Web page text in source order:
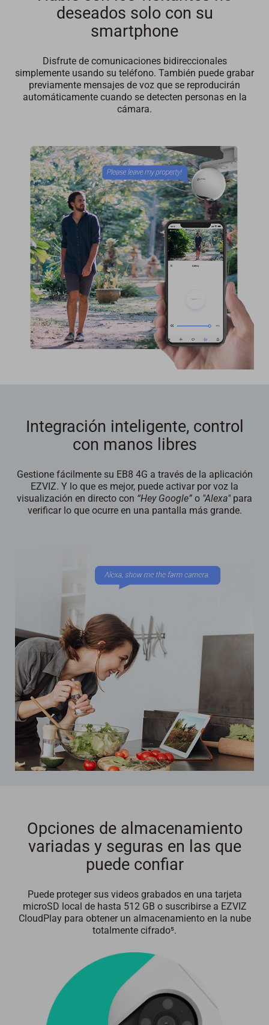
deseados solo con su
smartphone
Disfrute de comunicaciones bidireccionales
simplemente usando su teléfono. También puede grabar
previamente mensajes de voz que se reproducirán
automáticamente cuando se detecten personas en la
cámara.
Integración inteligente, control
con manos libres
Gestione fácilmente su EB8 4G a través de la aplicación
EZVIZ. Y lo que es mejor, puede activar por voz la
visualización en directo con “Hey Google” o "Alexa"para
verificar lo que ocurre en una pantalla más grande.
Opciones de almacenamiento
variadas y seguras en las que
puede confiar
Puede proteger sus videos grabados en una tarjeta
microSD local de hasta 512 GB o suscribirse a EZVIZ
CloudPlay para obtener un almacenamiento en la nube
totalmente cifrado⁵.